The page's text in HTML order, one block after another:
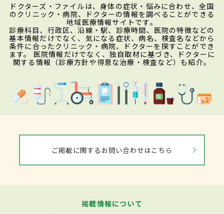
ドクターズ・ファイルは、身体の症状・悩みに合わせ、全国
のクリニック・病院、ドクターの情報を調べることができる
地域医療情報サイトです。
診療科目、行政区、沿線・駅、診療時間、医院の特徴などの
基本情報だけでなく、気になる症状、病名、検査名などから
条件に合ったクリニック・病院、ドクターを探すことができ
ます。 医院情報だけでなく、独自取材に基づき、ドクターに
関する情報（診療方針や得意な治療・検査など）も紹介。
ご掲載に関するお問い合わせはこちら
掲載情報について